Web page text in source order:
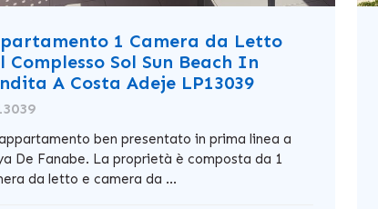
1 Camera da Letto
Complesso Sol Sun Beach In
A Costa Adeje LP13039
ben presentato in prima linea a
De Fanabe. La proprietà è composta da 1
da letto e camera da ...